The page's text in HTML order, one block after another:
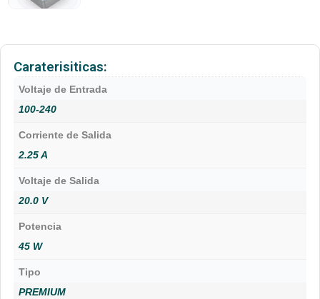
Caraterisiticas:
Voltaje de Entrada
100-240
Corriente de Salida
2.25 A
Voltaje de Salida
20.0 V
Potencia
45 W
Tipo
PREMIUM